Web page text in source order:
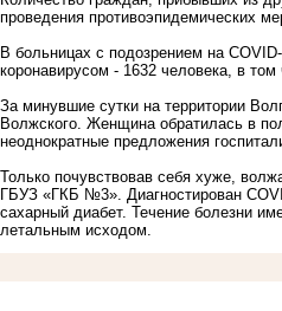
проведения противоэпидемических
В больницах с подозрением на
коронавирусом - 1632 человека, в том
За минувшие сутки на территории
Волжского. Женщина обратилась в
неоднократные предложения
Только почувствовав себя хуже,
ГБУЗ «ГКБ №3». Диагностирован
сахарный диабет. Течение болезни
летальным исходом.